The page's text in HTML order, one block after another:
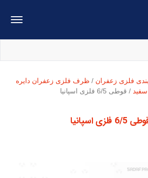
6/5 فلزی اسپانیا
فلزی زعفران /ظرف فلزی زعفران دایره
/ قوطی 6/5 فلزی اسپانیا